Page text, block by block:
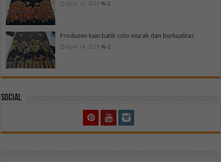
April 12, 2019 2
Produsen kain batik solo murah dan berkualitas
April 14, 2019 2
Social